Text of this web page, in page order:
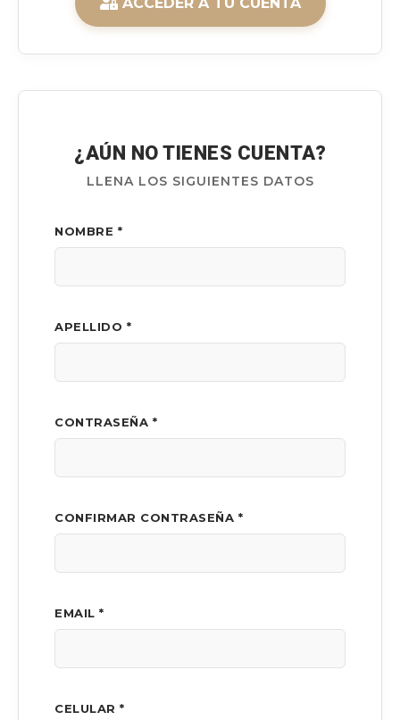
¿AÚN NO TIENES CUENTA?
LLENA LOS SIGUIENTES DATOS
NOMBRE *
APELLIDO *
CONTRASEÑA *
CONFIRMAR CONTRASEÑA *
EMAIL *
CELULAR *